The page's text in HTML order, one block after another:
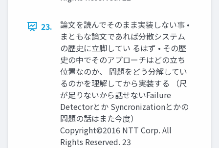
23.
論文を読んでそのまま実装しない事 •
まともな論文であれば分散システム
の歴史に立脚してい るはず • その歴
史の中でそのアプローチはどの立ち
位置なのか、 問題をどう分解してい
るのかを理解してから実装する （尺
が足りないから話せないFailure
Detectorとか Syncronizationとかの
問題の話はまた今度）
Copyright©2016 NTT Corp. All
Rights Reserved. 23